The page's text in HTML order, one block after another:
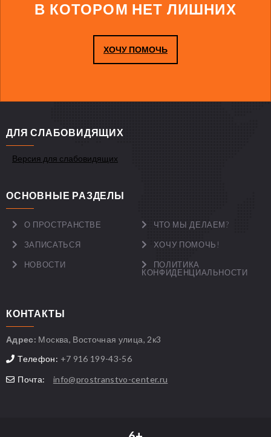
В КОТОРОМ НЕТ ЛИШНИХ
ХОЧУ ПОМОЧЬ
ДЛЯ СЛАБОВИДЯЩИХ
Версия для слабовидящих
ОСНОВНЫЕ РАЗДЕЛЫ
О ПРОСТРАНСТВЕ ЧТО МЫ ДЕЛАЕМ?
ЗАПИСАТЬСЯ ХОЧУ ПОМОЧЬ!
НОВОСТИ
ПОЛИТИКА
КОНФИДЕНЦИАЛЬНОСТИ
КОНТАКТЫ
Адрес: Москва, Восточная улица, 2к3
Телефон: +7 916 199-43-56
Почта:
info@prostranstvo-center.ru